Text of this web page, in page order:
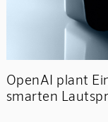
OpenAI plant
smarten